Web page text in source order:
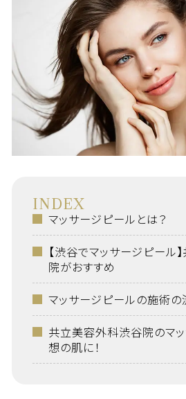
INDEX
マッサージピールとは？
【渋谷でマッサージピール
院がおすすめ
マッサージピールの施術の
共立美容外科渋谷院のマ
想の肌に！